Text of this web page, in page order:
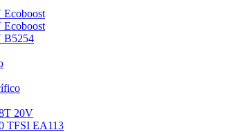
Ecoboost
Ecoboost
B5254
20V
TFSI EA113